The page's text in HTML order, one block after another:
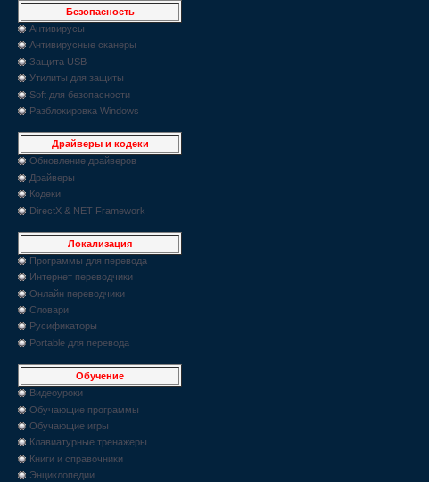
Безопасность
Антивирусы
Антивирусные сканеры
Защита USB
Утилиты для защиты
Soft для безопасности
Разблокировка Windows
Драйверы и кодеки
Обновление драйверов
Драйверы
Кодеки
DirectX & NET Framework
Локализация
Программы для перевода
Интернет переводчики
Онлайн переводчики
Словари
Русификаторы
Portable для перевода
Обучение
Видеоуроки
Обучающие программы
Обучающие игры
Клавиатурные тренажеры
Книги и справочники
Энциклопедии